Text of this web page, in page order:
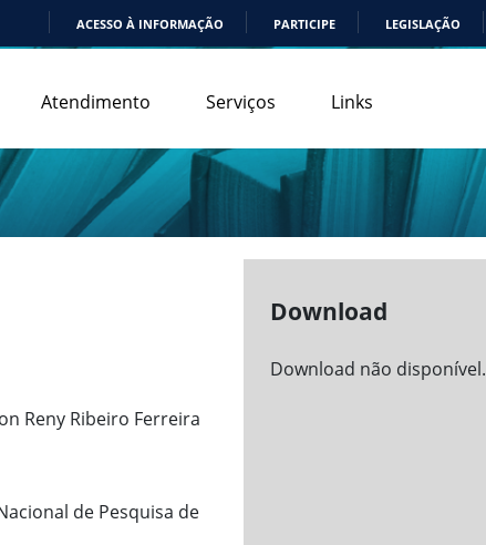
ACESSO À INFORMAÇÃO PARTICIPE LEGISLAÇÃO
Atendimento Serviços Links
Reny Ribeiro Ferreira
de Pesquisa de
Download
Download não disponível.